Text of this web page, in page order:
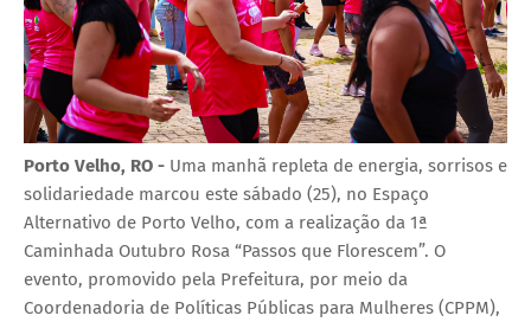
Porto Velho, RO - Uma manhã repleta de energia, sorrisos e
solidariedade marcou este sábado (25), no Espaço
Alternativo de Porto Velho, com a realização da 1ª
Caminhada Outubro Rosa “Passos que Florescem”. O
evento, promovido pela Prefeitura, por meio da
Coordenadoria de Políticas Públicas para Mulheres (CPPM),